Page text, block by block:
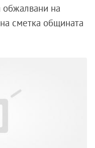
обжалвани на
сметка общината